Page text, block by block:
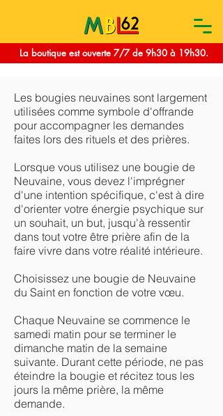
La boutique est ouverte 7/7 de 9h30 à 19h30.
Les bougies neuvaines sont largement
utilisées comme symbole d'offrande
pour accompagner les demandes
faites lors des rituels et des prières.
Lorsque vous utilisez une bougie de
Neuvaine, vous devez l'imprégner
d'une intention spécifique, c'est à dire
d'orienter votre énergie psychique sur
un souhait, un but, jusqu'à ressentir
dans tout votre être prière afin de la
faire vivre dans votre réalité intérieure.
Choisissez une bougie de Neuvaine
du Saint en fonction de votre vœu.
Chaque Neuvaine se commence le
samedi matin pour se terminer le
dimanche matin de la semaine
suivante. Durant cette période, ne pas
éteindre la bougie et récitez tous les
jours la même prière, la même
demande.